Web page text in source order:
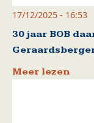
17/12/2025 - 16:53
30 jaar BOB
Meer lezen